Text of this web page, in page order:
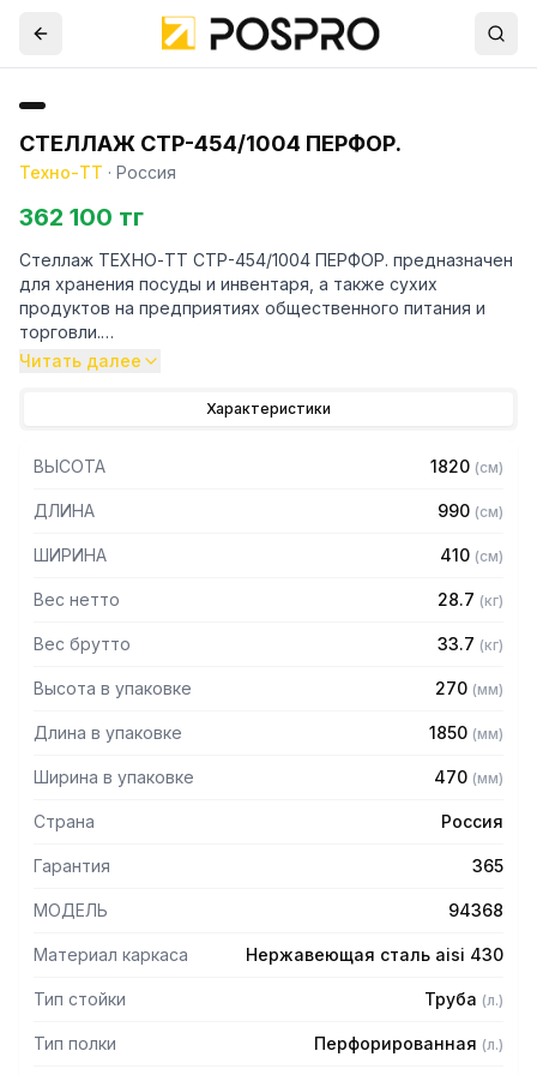
СТЕЛЛАЖ СТР-454/1004 ПЕРФОР.
Техно-ТТ · Россия
362 100 тг
Стеллаж ТЕХНО-ТТ СТР-454/1004 ПЕРФОР. предназначен
для хранения посуды и инвентаря, а также сухих
продуктов на предприятиях общественного питания и
торговли.
430 толщиной 1,2 мм
— Четыре перфорированные полки из нержавеющей
стали марки AISI 304 толщиной 0,8 мм
— Расстояние между полками регулируемое с шагом 120
— Регулируемые опоры
Читать далее
Характеристики
ВЫСОТА 1820 (см)
ДЛИНА 990 (см)
ШИРИНА 410 (см)
Вес нетто 28.7 (кг)
Вес брутто 33.7 (кг)
Высота в упаковке 270 (мм)
Длина в упаковке 1850 (мм)
Ширина в упаковке 470 (мм)
Страна Россия
Гарантия 365
МОДЕЛЬ 94368
Материал каркаса Нержавеющая сталь aisi 430
Тип стойки Труба (л.)
Тип полки Перфорированная (л.)